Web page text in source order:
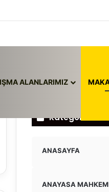
ALANLARIMIZ
Kategoriler
ANASAYFA
ANAYASA